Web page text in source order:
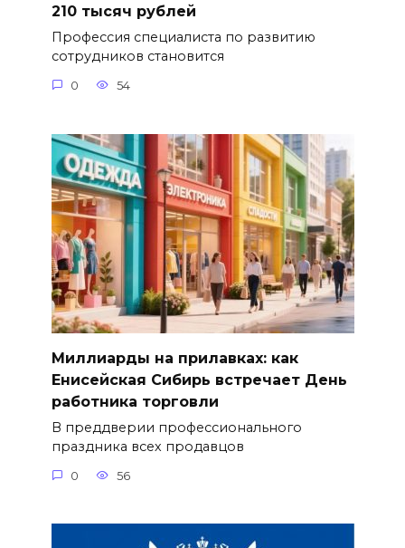
210 тысяч рублей
Профессия специалиста по развитию
сотрудников становится
0 54
Миллиарды на прилавках: как
Енисейская Сибирь встречает День
работника торговли
В преддверии профессионального
праздника всех продавцов
0 56